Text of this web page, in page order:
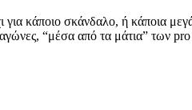
κάποιο σκάνδαλο, ή κάποια
“μέσα από τα μάτια” των